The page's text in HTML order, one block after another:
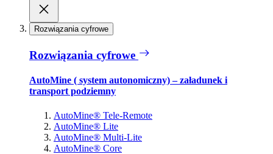
Rozwiązania cyfrowe
Rozwiązania cyfrowe
AutoMine ( system autonomiczny) – załadunek i
transport podziemny
AutoMine® Tele-Remote
AutoMine® Lite
AutoMine® Multi-Lite
AutoMine® Core